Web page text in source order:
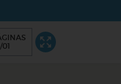
01